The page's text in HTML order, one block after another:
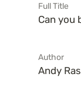
Full Title
Can you
Author
Andy